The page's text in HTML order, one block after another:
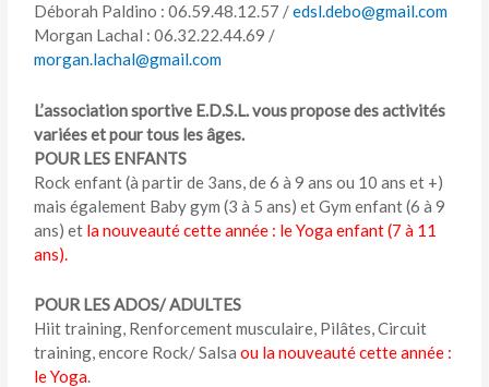
Déborah Paldino : 06.59.48.12.57 /edsl.debo@gmail.com
Morgan Lachal : 06.32.22.44.69 /
morgan.lachal@gmail.com
L’association sportive E.D.S.L. vous propose des activités
variées et pour tous les âges.
POUR LES ENFANTS
Rock enfant (à partir de 3ans, de 6 à 9 ans ou 10 ans et +)
mais également Baby gym (3 à 5 ans) et Gym enfant (6 à 9
ans) et la nouveauté cette année : le Yoga enfant (7 à 11
ans).
POUR LES ADOS/ ADULTES
Hiit training, Renforcement musculaire, Pilâtes, Circuit
training, encore Rock/ Salsa ou la nouveauté cette année :
le Yoga